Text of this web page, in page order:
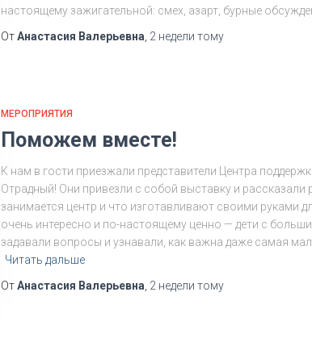
настоящему зажигательной: смех, азарт, бурные
ОтАнастасия Валерьевна 2 недели тому
МЕРОПРИЯТИЯ
Поможем вместе!
К нам в гости приезжали представители Центра
Отрадный! Они привезли с собой выставку и рассказали
занимается центр и что изготавливают своими руками
очень интересно и по-настоящему ценно — дети с
задавали вопросы и узнавали, как важна даже самая
Читать дальше
ОтАнастасия Валерьевна 2 недели тому